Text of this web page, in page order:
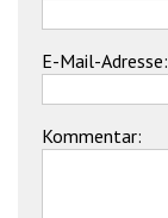
E-Mail-Adresse:
Kommentar: